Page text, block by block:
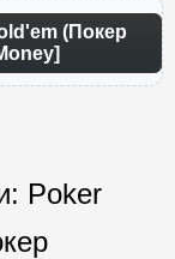
(Покер
Poker